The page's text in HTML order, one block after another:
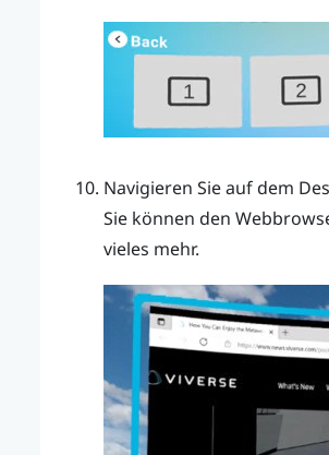
Navigieren Sie auf dem
Sie können den
vieles mehr.